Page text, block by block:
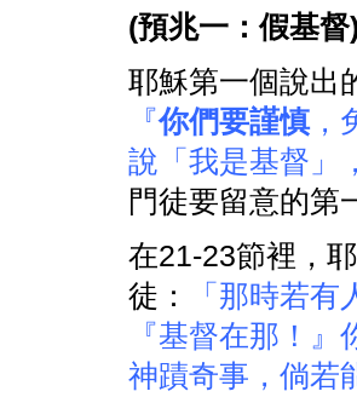
(預兆一：假基督
耶穌第一個說出
『你們要謹慎，
說「我是基督」
門徒要留意的第
在21-23節裡，
徒：
「那時若
『基督在那！
神蹟奇事，倘若